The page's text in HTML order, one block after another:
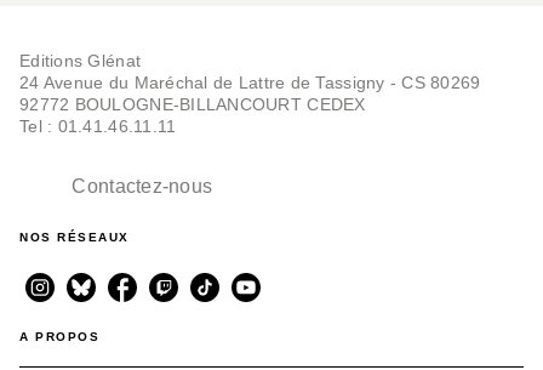
Editions Glénat
24 Avenue du Maréchal de Lattre de Tassigny - CS 80269
92772 BOULOGNE-BILLANCOURT CEDEX
Tel : 01.41.46.11.11
Contactez-nous
NOS RÉSEAUX
A PROPOS